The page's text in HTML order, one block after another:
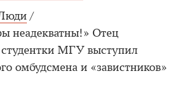
/
неадекватны!» Отец
студентки МГУ выступил
омбудсмена и «завистников»